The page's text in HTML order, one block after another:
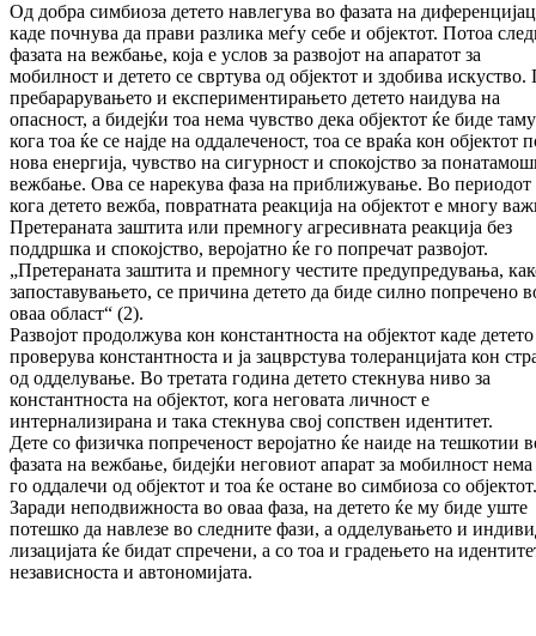
Од добра симбиоза детето навлегува во фазата на
каде почнува да прави раз­ли­ка меѓу себе и објектот. Потоа
фазата на вежбање, која е услов за развојот на апаратот за
мобилност и детето се свртува од објектот и здобива
пребарарувањето и екс­пе­риментирањето детето наидува на
опасност, а бидејќи тоа нема чувство дека објектот ќе биде таму
кога тоа ќе се најде на оддалеченост, тоа се враќа кон објектот
нова енергија, чувство на сигурност и спокојство за
веж­ба­ње. Ова се нарекува фаза на приближување. Во периодот
кога детето вежба, повратната ре­ак­ција на објектот е многу
Претераната заштита или премногу агресивната реакција без
поддршка и спокојство, веројатно ќе го попре­чат развојот.
„Претераната заштита и премногу чес­тите предупредувања,
запоставу­ва­ње­то, се причина детето да биде силно попречено
оваа област“ (2).
Развојот продолжува кон константноста на об­јек­тот каде детето
проверува константноста и ја зацврстува толеранцијата кон
од од­де­лување. Во третата година детето стекнува ниво за
константноста на објектот, кога него­ва­та личност е
интернализирана и така стекнува свој сопствен идентитет.
Дете со физичка попреченост веројатно ќе наи­де на тешкотии
фазата на вежбање, бидејќи неговиот апарат за мобилност нема
го одда­лечи од објектот и тоа ќе остане во симбиоза со објектот.
Заради неподвижноста во оваа фаза, на детето ќе му биде уште
потешко да навлезе во следните фази, а одделувањето и
ли­зацијата ќе бидат спречени, а со тоа и гра­де­ње­то на
независноста и автоно­ми­јата.